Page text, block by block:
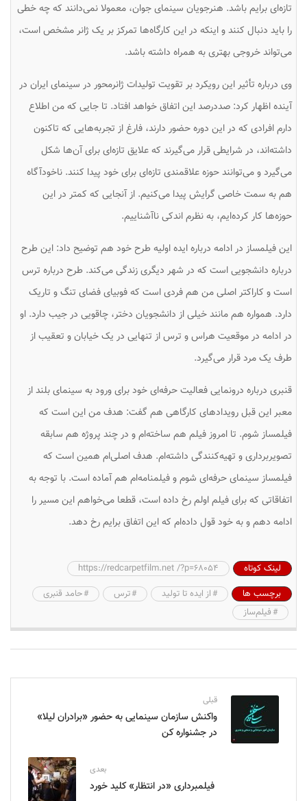
تازه‌ای برایم باشد. هنرجویان سینمای جوان، معمولا نمی‌دانند که چه خطی
را باید دنبال کنند و اینکه در این کارگاه‌‌ها تمرکز بر یک ژانر مشخص است،
می‌تواند خروجی بهتری به همراه داشته باشد.
وی درباره تأثیر این رویکرد بر تقویت تولیدات ژانرمحور در سینمای ایران در
آینده اظهار کرد: صددرصد این اتفاق خواهد افتاد. تا جایی که من اطلاع
دارم افرادی که در این دوره حضور دارند، فارغ از تجربه‌هایی که تاکنون
داشته‌اند، در شرایطی قرار می‌گیرند که علایق تازه‌ای برای آن‌ها شکل
می‌گیرد و می‌توانند حوزه علاقمندی تازه‌ای برای خود پیدا کنند. ناخودآگاه
هم به سمت خاصی گرایش پیدا می‌کنیم. از آنجایی که کمتر در این
حوزه‌ها کار کرده‌ایم، به نظرم اندکی ناآشناییم.
این فیلمساز در ادامه درباره ایده اولیه طرح خود هم توضیح داد: این طرح
درباره دانشجویی است که در شهر دیگری زندگی می‌کند. طرح درباره ترس
است و کاراکتر اصلی من هم فردی است که فوبیای فضای تنگ و تاریک
دارد. همواره هم مانند خیلی از دانشجویان دختر، چاقویی در جیب دارد. او
در ادامه در موقعیت هراس و ترس از تنهایی در یک خیابان و تعقیب از
طرف یک مرد قرار می‌گیرد.
قنبری درباره درونمایی فعالیت حرفه‌‌ای خود برای ورود به سینمای بلند از
معبر این قبل رویدادهای کارگاهی هم گفت: هدف من این است که
فیلمساز شوم. تا امروز فیلم هم ساخته‌ام و در چند پروژه هم سابقه
تصویربرداری و تهیه‌کنندگی داشته‌ام. هدف اصلی‌ام همین است که
فیلمساز سینمای حرفه‌ای شوم و فیلمنامه‌ام هم آماده است. با توجه به
اتفاقاتی که برای فیلم اولم رخ داده است، قطعا می‌خواهم این مسیر را
ادامه دهم و به خود قول داده‌ام که این اتفاق برایم رخ دهد.
لینک کوتاه
https://redcarpetfilm.net /?p=68054
برچسب ها
از ایده تا تولید ترس
حامد قنبری
فیلم‌ساز
قبلی
واکنش سازمان سینمایی به حضور «برادران لیلا»
در جشنواره کن
بعدی
فیلمبرداری «در انتظار» کلید خورد